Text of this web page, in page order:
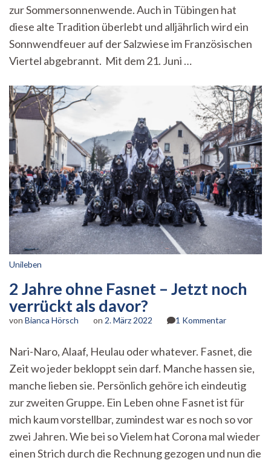
zur Sommersonnenwende. Auch in Tübingen hat
diese alte Tradition überlebt und alljährlich wird ein
Sonnwendfeuer auf der Salzwiese im Französischen
Viertel abgebrannt. Mit dem 21. Juni …
Unileben
2 Jahre ohne Fasnet – Jetzt noch
verrückt als davor?
von Bianca Hörsch on 2. März 2022 1 Kommentarzu
ohne
Fasnet
Jetzt
noch
verrückt
davor?
Nari-Naro, Alaaf, Heulau oder whatever. Fasnet, die
Zeit wo jeder bekloppt sein darf. Manche hassen sie,
manche lieben sie. Persönlich gehöre ich eindeutig
zur zweiten Gruppe. Ein Leben ohne Fasnet ist für
mich kaum vorstellbar, zumindest war es noch so vor
zwei Jahren. Wie bei so Vielem hat Corona mal wieder
einen Strich durch die Rechnung gezogen und nun die